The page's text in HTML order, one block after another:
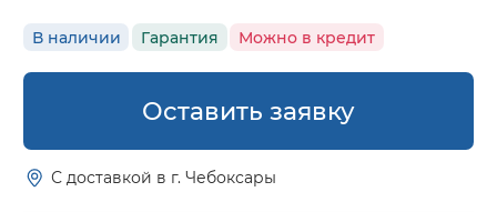
В наличии Гарантия Можно в кредит
Оставить заявку
С доставкой в г. Чебоксары